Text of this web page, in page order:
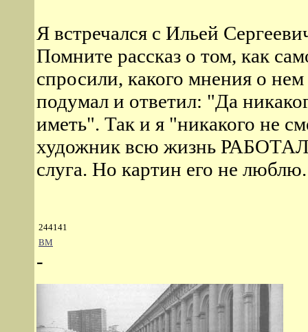
Я встречался с Ильей
Помните рассказ о том, как
спросили, какого мнения о
подумал и ответил: "Да
иметь". Так и я "никакого не
художник всю жизнь РАБОТАЛ
слуга. Но картин его не
244141
ВМ
-